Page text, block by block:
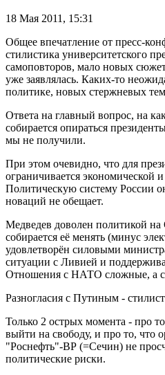
18 Мая 2011, 15:31
Общее впечатление от пресс-
стилистика университетского
самоповторов, мало новых
уже заявлялась. Каких-то
политике, новых стержневых
Ответа на главный вопрос, на
собирается опираться
мы не получили.
При этом очевидно, что для
ограничивается экономической
Политическую систему России
новаций не обещает.
Медведев доволен политикой
собирается её менять (минус
удовлетворён силовыми
ситуации с Ливией и
Отношения с НАТО сложные, а с
Разногласия с Путиным -
Только 2 острых момента - про
выйти на свободу, и про то, что
"Роснефть"-ВР (=Сечин) не
политические риски.